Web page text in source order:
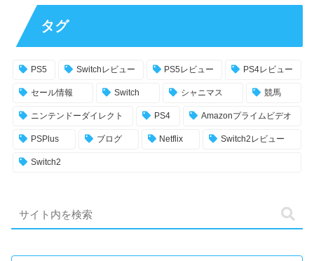
タグ
PS5 Switchレビュー PS5レビュー PS4レビュー
セール情報 Switch シャニマス 競馬
ニンテンドーダイレクト PS4 Amazonプライムビデオ
PSPlus ブログ Netflix Switch2レビュー
Switch2